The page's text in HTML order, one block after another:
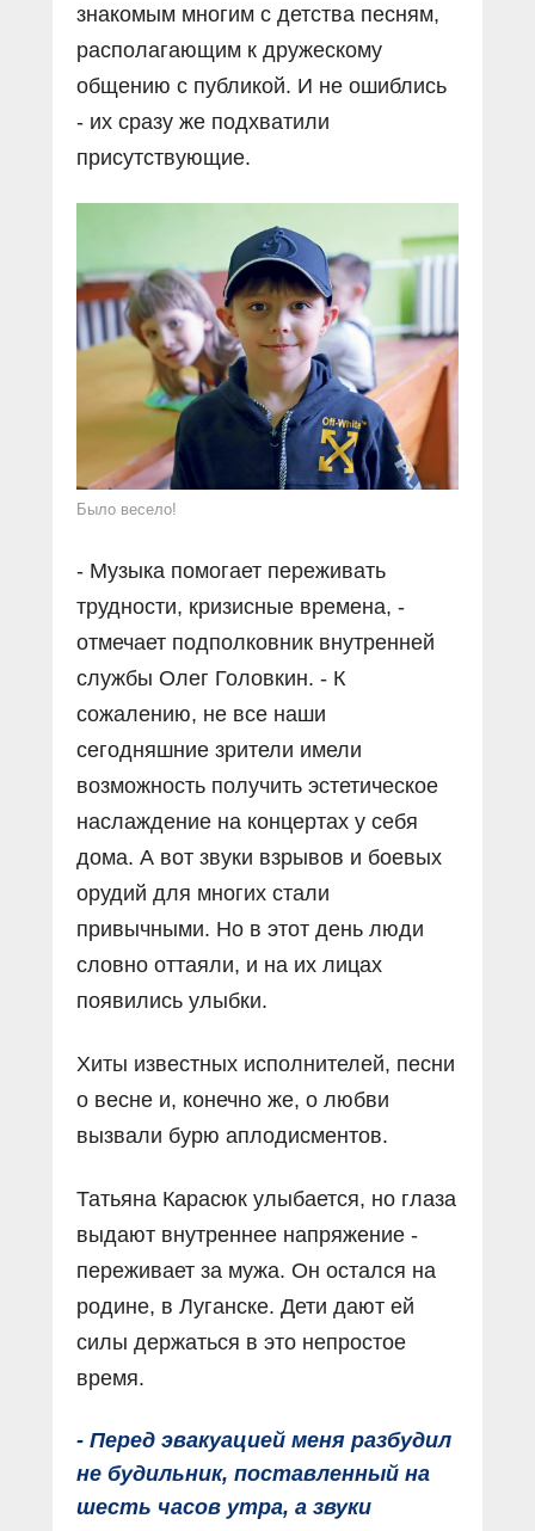
знакомым многим с детства песням,
располагающим к дружескому
общению с публикой. И не ошиблись
- их сразу же подхватили
присутствующие.
Было весело!
- Музыка помогает переживать
трудности, кризисные времена, -
отмечает подполковник внутренней
службы Олег Головкин. - К
сожалению, не все наши
сегодняшние зрители имели
возможность получить эстетическое
наслаждение на концертах у себя
дома. А вот звуки взрывов и боевых
орудий для многих стали
привычными. Но в этот день люди
словно оттаяли, и на их лицах
появились улыбки.
Хиты известных исполнителей, песни
о весне и, конечно же, о любви
вызвали бурю аплодисментов.
Татьяна Карасюк улыбается, но глаза
выдают внутреннее напряжение -
переживает за мужа. Он остался на
родине, в Луганске. Дети дают ей
силы держаться в это непростое
время.
- Перед эвакуацией меня разбудил
не будильник, поставленный на
шесть часов утра, а звуки